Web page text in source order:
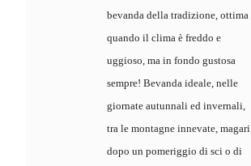
bevanda della tradizione, ottima
quando il clima è freddo e
uggioso, ma in fondo gustosa
sempre! Bevanda ideale, nelle
giornate autunnali ed invernali,
tra le montagne innevate, magari
dopo un pomeriggio di sci o di